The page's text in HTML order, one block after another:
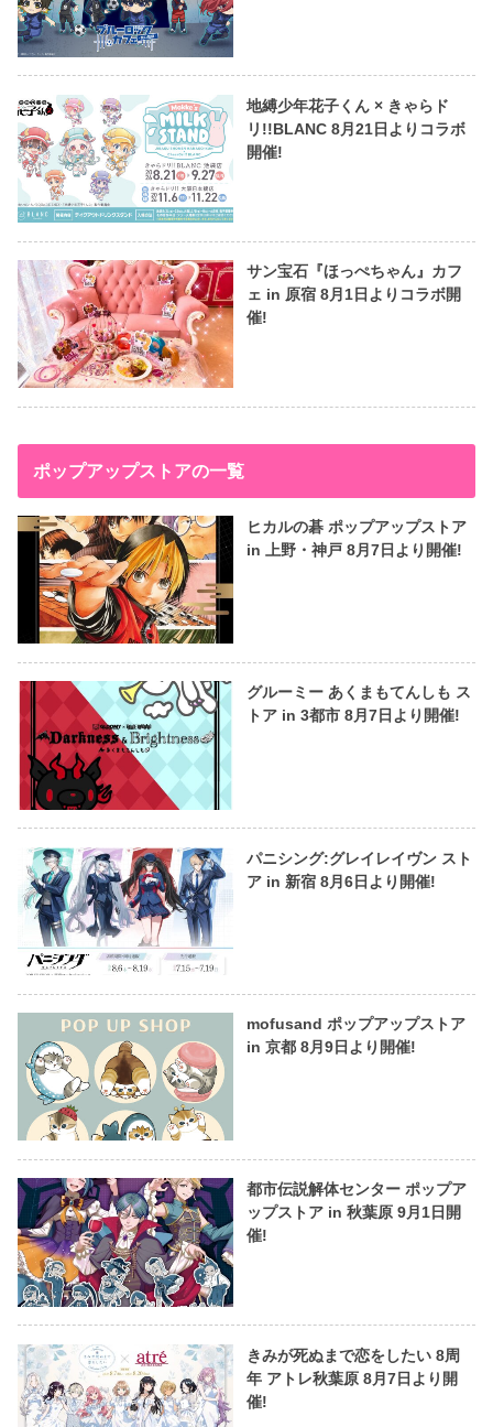
地縛少年花子くん × きゃらド
リ!!BLANC 8月21日よりコラボ
開催!
サン宝石『ほっぺちゃん』カフ
ェ in 原宿 8月1日よりコラボ開
催!
ポップアップストアの一覧
ヒカルの碁 ポップアップストア
in 上野・神戸 8月7日より開催!
グルーミー あくまもてんしも ス
トア in 3都市 8月7日より開催!
パニシング:グレイレイヴン スト
ア in 新宿 8月6日より開催!
mofusand ポップアップストア
in 京都 8月9日より開催!
都市伝説解体センター ポップア
ップストア in 秋葉原 9月1日開
催!
きみが死ぬまで恋をしたい 8周
年 アトレ秋葉原 8月7日より開
催!